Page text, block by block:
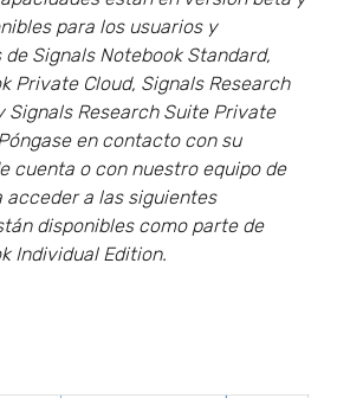
para los usuarios y
Signals Notebook Standard,
Private Cloud, Signals Research
Signals Research Suite Private
en contacto con su
cuenta o con nuestro equipo de
acceder a las siguientes
disponibles como parte de
Individual Edition.